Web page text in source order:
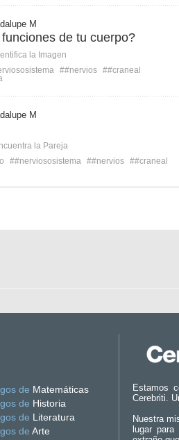
M
de tu cuerpo?
la Imagen
##nervios ##craneal
M
la Pareja
##nerviososistema ##nervios ##craneal
de Matemáticas
de Historia
de Literatura
de Arte
Estamos
Cerebriti.
Nuestra
lugar